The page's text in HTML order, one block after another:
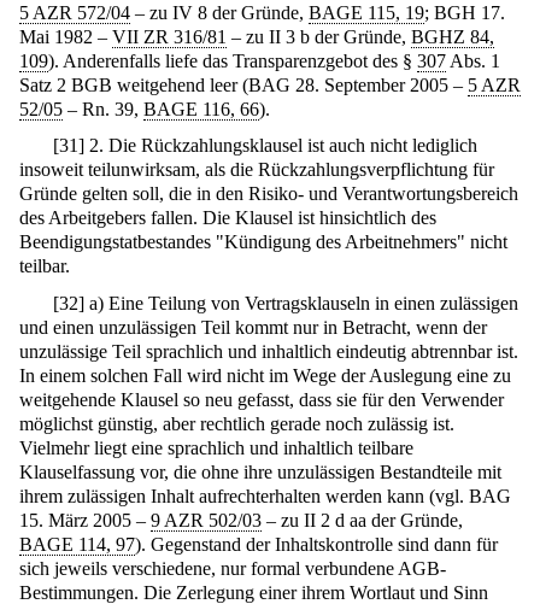
5 AZR 572/04 – zu IV 8 der Gründe, BAGE 115, 19; BGH 17.
Mai 1982 – VII ZR 316/81 – zu II 3 b der Gründe, BGHZ 84,
109). Anderenfalls liefe das Transparenzgebot des § 307 Abs. 1
Satz 2 BGB weitgehend leer (BAG 28. September 2005 – 5 AZR
52/05 – Rn. 39, BAGE 116, 66).
[31] 2. Die Rückzahlungsklausel ist auch nicht lediglich
insoweit teilunwirksam, als die Rückzahlungsverpflichtung für
Gründe gelten soll, die in den Risiko- und Verantwortungsbereich
des Arbeitgebers fallen. Die Klausel ist hinsichtlich des
Beendigungstatbestandes "Kündigung des Arbeitnehmers" nicht
teilbar.
[32] a) Eine Teilung von Vertragsklauseln in einen zulässigen
und einen unzulässigen Teil kommt nur in Betracht, wenn der
unzulässige Teil sprachlich und inhaltlich eindeutig abtrennbar ist.
In einem solchen Fall wird nicht im Wege der Auslegung eine zu
weitgehende Klausel so neu gefasst, dass sie für den Verwender
möglichst günstig, aber rechtlich gerade noch zulässig ist.
Vielmehr liegt eine sprachlich und inhaltlich teilbare
Klauselfassung vor, die ohne ihre unzulässigen Bestandteile mit
ihrem zulässigen Inhalt aufrechterhalten werden kann (vgl. BAG
15. März 2005 – 9 AZR 502/03 – zu II 2 d aa der Gründe,
BAGE 114, 97). Gegenstand der Inhaltskontrolle sind dann für
sich jeweils verschiedene, nur formal verbundene AGB-
Bestimmungen. Die Zerlegung einer ihrem Wortlaut und Sinn